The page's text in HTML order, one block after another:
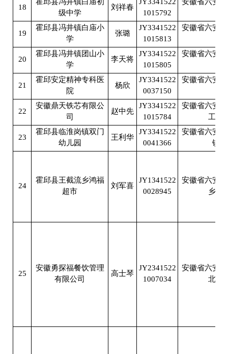
18
级中学
刘祥春
1015792
19
霍邱县冯井镇白庙小
学
张璐
JY3341522
1015813
安徽省六安
20
霍邱县冯井镇团山小
学
李天将
JY3341522
1015805
安徽省六安
21
霍邱安定精神专科医
院
杨欣
JY3341522
0037150
安徽省六安
22
安徽鼎天铁芯有限公
司
赵中先
JY3341522
1015784
安徽省六安
工业
23
霍邱县临淮岗镇双门
幼儿园
王利华
JY3341522
0041366
安徽省六安
镇
24
霍邱县王截流乡鸿福
超市
刘军喜
JY1341522
0028945
安徽省六安
乡王
25
安徽勇探福餐饮管理
有限公司
高士琴
JY2341522
1007034
安徽省六安
北五